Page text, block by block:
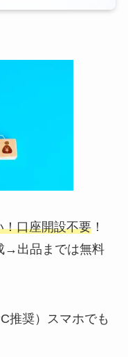
口座開設不要！
→出品までは無料
推奨）スマホでも